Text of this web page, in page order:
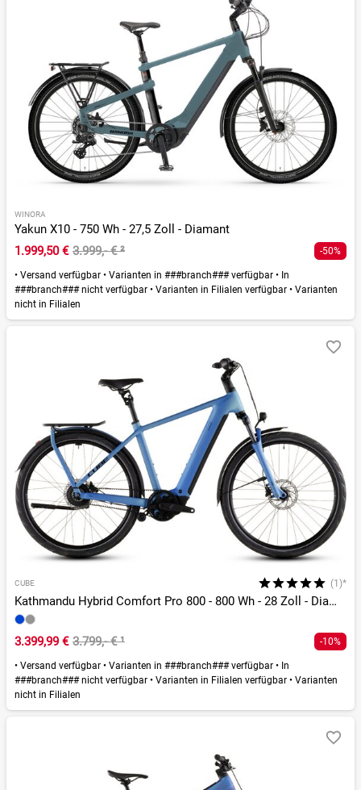
WINORA
Yakun X10 - 750 Wh - 27,5 Zoll - Diamant
1.999,50 € 3.999,- €² -50%
• Versand verfügbar • Varianten in ###branch### verfügbar • In
###branch### nicht verfügbar • Varianten in Filialen verfügbar • Varianten
nicht in Filialen
CUBE (1)*
Kathmandu Hybrid Comfort Pro 800 - 800 Wh - 28 Zoll - Diamant - 2026
3.399,99 € 3.799,- €¹ -10%
• Versand verfügbar • Varianten in ###branch### verfügbar • In
###branch### nicht verfügbar • Varianten in Filialen verfügbar • Varianten
nicht in Filialen